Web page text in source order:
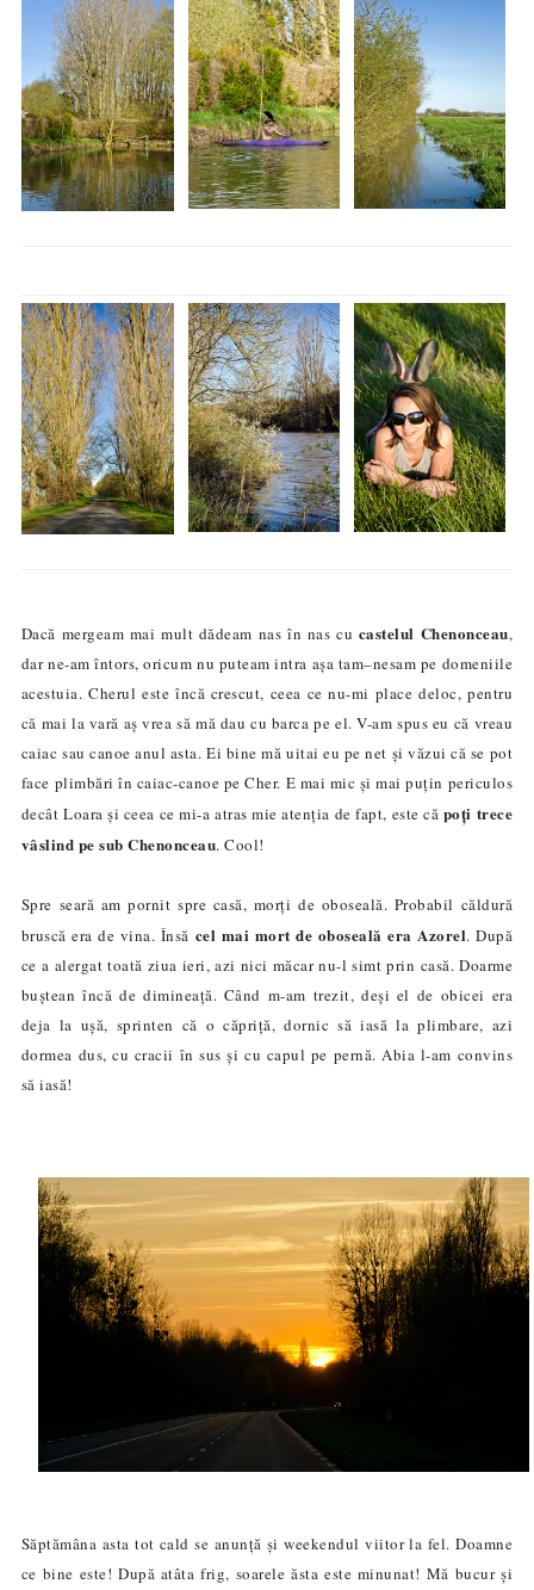
Dacă mergeam mai mult dădeam nas în nas cu castelul Chenonceau,
dar ne-am întors, oricum nu puteam intra așa tam–nesam pe domeniile
acestuia. Cherul este încă crescut, ceea ce nu-mi place deloc, pentru
că mai la vară aș vrea să mă dau cu barca pe el. V-am spus eu că vreau
caiac sau canoe anul asta. Ei bine mă uitai eu pe net și văzui că se pot
face plimbări în caiac-canoe pe Cher. E mai mic și mai puțin periculos
decât Loara și ceea ce mi-a atras mie atenția de fapt, este că poți trece
vâslind pe sub Chenonceau. Cool!
Spre seară am pornit spre casă, morți de oboseală. Probabil căldură
bruscă era de vina. Însă cel mai mort de oboseală era Azorel. După
ce a alergat toată ziua ieri, azi nici măcar nu-l simt prin casă. Doarme
buștean încă de dimineață. Când m-am trezit, deși el de obicei era
deja la ușă, sprinten că o căpriță, dornic să iasă la plimbare, azi
dormea dus, cu cracii în sus și cu capul pe pernă.Abia l-am convins
să iasă!
Săptămâna asta tot cald se anunță și weekendul viitor la fel. Doamne
ce bine este! După atâta frig, soarele ăsta este minunat! Mă bucur și